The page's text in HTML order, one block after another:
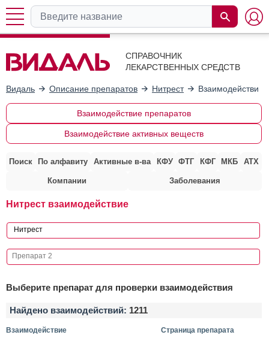
СПРАВОЧНИК
ЛЕКАРСТВЕННЫХ СРЕДСТВ
Видаль Описание препаратов Нитрест Взаимодействие
Взаимодействие препаратов
Взаимодействие активных веществ
Поиск По алфавиту Активные в-ва КФУ ФТГ КФГ МКБ АТХ
Компании Заболевания
Нитрест взаимодействие
Выберите препарат для проверки взаимодействия
Найдено взаимодействий: 1211
Взаимодействие Страница препарата